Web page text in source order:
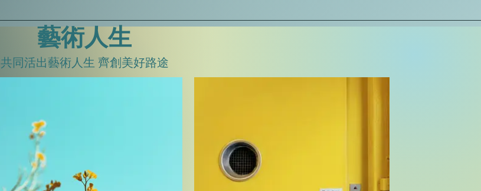
藝術人生
共同活出藝術人生 齊創美好路途